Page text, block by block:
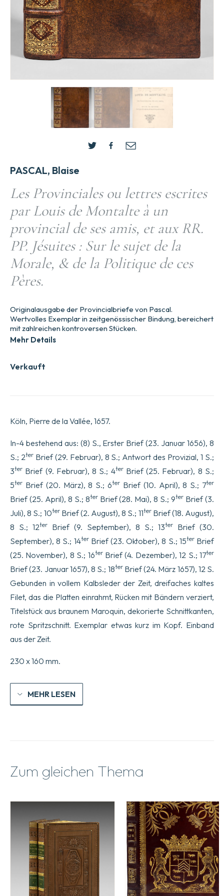
PASCAL, Blaise
Les Provinciales ou lettres escrites
par Louis de Montalte à un
provincial de ses amis, et aux RR.
PP. Jésuites : Sur le sujet de la
Morale, & de la Politique de ces
Pères.
Verkauft
Originalausgabe der Provincialbriefe von Pascal.
Wertvolles Exemplar in zeitgenössischer Bindung, bereichert
mit zahlreichen kontroversen Stücken.
Mehr Details
Köln, Pierre de la Vallée, 1657.
In-4 bestehend aus: (8) S., Erster Brief (23. Januar 1656), 8
S.; 2terBrief (29. Februar), 8 S.; Antwort des Provizial, 1 S.;
3ter Brief (9. Februar), 8 S.; 4terBrief (25. Februar), 8 S.;
5ter Brief (20. März), 8 S.; 6ter Brief (10. April), 8 S.; 7ter
Brief (25. April), 8 S.; 8terBrief (28. Mai), 8 S.; 9ter Brief (3.
Juli), 8 S.; 10terBrief (2. August), 8 S.; 11terBrief (18. August),
8 S.; 12ter Brief (9. September), 8 S.; 13ter
Brief (30.
September), 8 S.; 14terBrief (23. Oktober), 8 S.; 15terBrief
(25. November), 8 S.; 16terBrief (4. Dezember), 12 S.; 17ter
Brief (23. Januar 1657), 8 S.; 18terBrief (24. März 1657), 12 S.
Gebunden in vollem Kalbsleder der Zeit, dreifaches kaltes
Filet, das die Platten einrahmt, Rücken mit Bändern verziert,
Titelstück aus braunem Maroquin, dekorierte Schnittkanten,
rote Spritzschnitt. Exemplar etwas kurz im Kopf. Einband
aus der Zeit.
230 x 160 mm.
MEHR LESEN
Zum gleichen Thema